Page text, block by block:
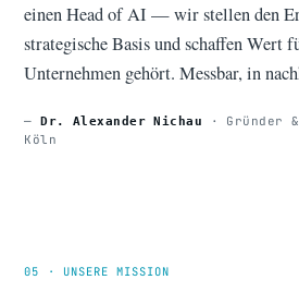
einen Head of AI — wir stellen den
strategische Basis und schaffen Wert
Unternehmen gehört. Messbar, in
—Dr. Alexander Nichau
· Gründer
Köln
05 · UNSERE MISSION